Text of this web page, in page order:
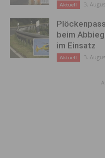
Aktuell 3.
beim
im Einsatz
Aktuell 3.